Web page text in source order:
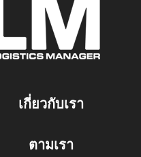
เกี่ยวกับเรา
ตามเรา